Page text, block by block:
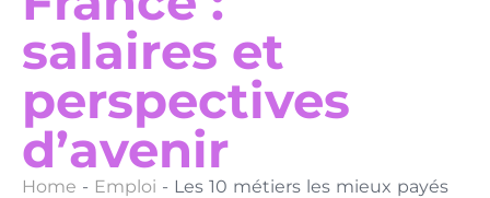
salaires et
perspectives
d’avenir
Home - Emploi - Les 10 métiers les mieux payés